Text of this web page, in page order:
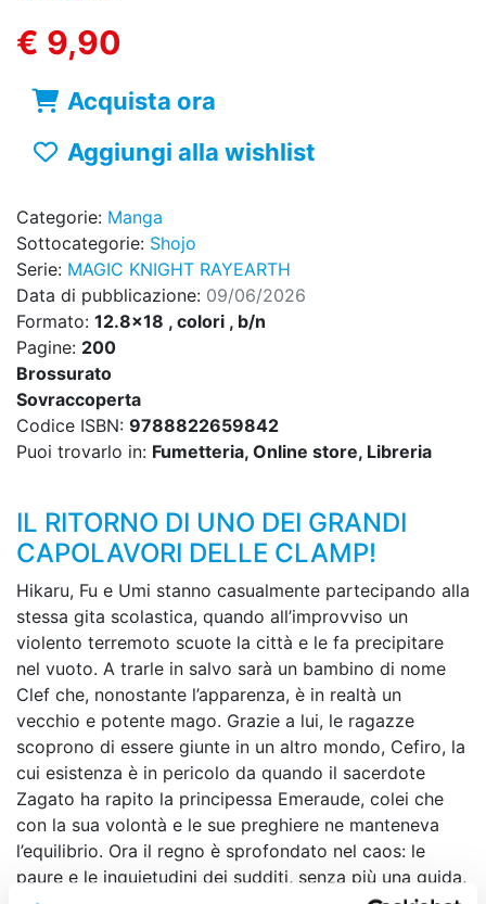
€ 9,90
Acquista ora
Aggiungi alla wishlist
Categorie: Manga
Sottocategorie: Shojo
Serie: MAGIC KNIGHT RAYEARTH
Data di pubblicazione: 09/06/2026
Formato: 12.8x18 , colori , b/n
Pagine: 200
Brossurato
Sovraccoperta
Codice ISBN: 9788822659842
Puoi trovarlo in: Fumetteria, Online store, Libreria
IL RITORNO DI UNO DEI GRANDI
CAPOLAVORI DELLE CLAMP!
Hikaru, Fu e Umi stanno casualmente partecipando alla
stessa gita scolastica, quando all’improvviso un
violento terremoto scuote la città e le fa precipitare
nel vuoto. A trarle in salvo sarà un bambino di nome
Clef che, nonostante l’apparenza, è in realtà un
vecchio e potente mago. Grazie a lui, le ragazze
scoprono di essere giunte in un altro mondo, Cefiro, la
cui esistenza è in pericolo da quando il sacerdote
Zagato ha rapito la principessa Emeraude, colei che
con la sua volontà e le sue preghiere ne manteneva
l’equilibrio. Ora il regno è sprofondato nel caos: le
paure e le inquietudini dei sudditi, senza più una guida,